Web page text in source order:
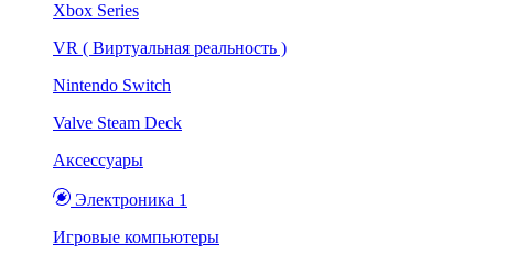
Xbox Series
VR ( Виртуальная реальность )
Nintendo Switch
Valve Steam Deck
Аксессуары
Электроника 1
Игровые компьютеры